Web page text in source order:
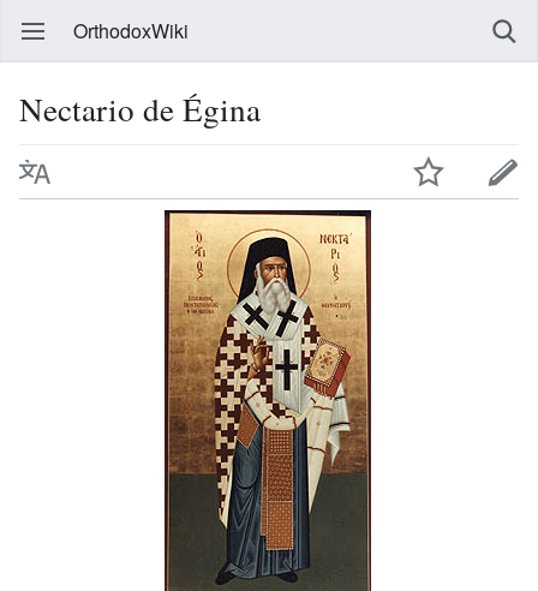
OrthodoxWiki
Nectario de Égina